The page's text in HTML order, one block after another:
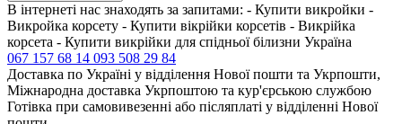
В інтернеті нас знаходять за запитами: - Купити викройки -
Викройка корсету - Купити вікрійки корсетів - Викрійка
корсета - Купити викрійки для спідньої білизни Україна
067 157 68 14 093 508 29 84
Доставка по Україні у відділення Нової пошти та Укрпошти,
Міжнародна доставка Укрпоштою та кур'єрською службою
Готівка при самовивезенні або післяплаті у відділенні Нової